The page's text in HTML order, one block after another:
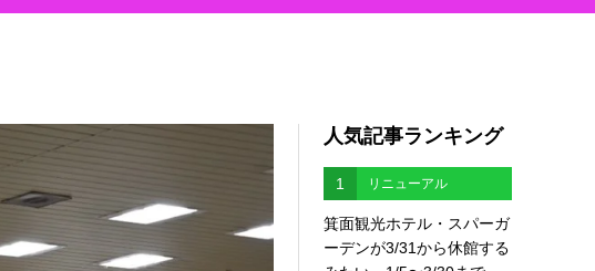
人気記事ランキング
1 リニューアル
箕面観光ホテル・スパーガ
ーデンが3/31から休館する